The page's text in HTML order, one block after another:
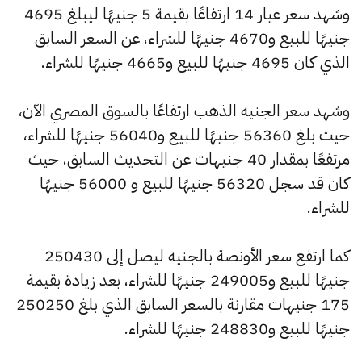
وشهد سعر عيار 14 ارتفاعًا بقيمة 5 جنيهًا ليبلغ 4695
جنيهًا للبيع و4670 جنيهًا للشراء، عن السعر السابق
الذي كان 4695 جنيهًا للبيع و4665 جنيهًا للشراء.
وشهد سعر الجنيه الذهب ارتفاعًا بالسوق المصري الآن،
حيث بلغ 56360 جنيهًا للبيع و56040 جنيهًا للشراء،
مرتفعًا بمقدار 40 جنيهات عن التحديث السابق، حيث
كان قد سجل 56320 جنيهًا للبيع و 56000 جنيهًا
للشراء.
كما ارتفع سعر الأونصة بالجنيه ليصل إلى 250430
جنيهًا للبيع و249005 جنيهًا للشراء، بعد زيادة بقيمة
175 جنيهات مقارنة بالسعر السابق الذي بلغ 250250
جنيهًا للبيع و248830 جنيهًا للشراء.